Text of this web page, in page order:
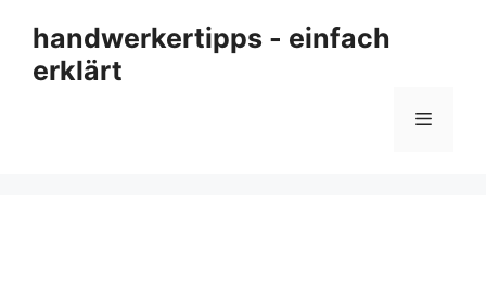
Inhalt
springen
handwerkertipps - einfach
erklärt
Menü